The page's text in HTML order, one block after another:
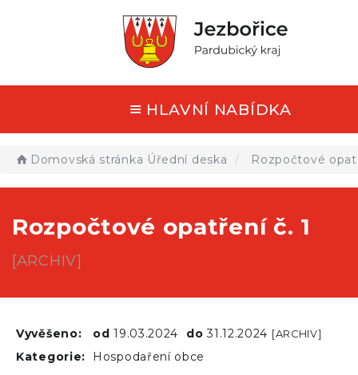
HLAVNÍ NABÍDKA
Domovská stránka Úřední deska Rozpočtové
Rozpočtové opatření č. 1
[ARCHIV]
Vyvěšeno: od19.03.2024 do31.12.2024 [ARCHIV]
Kategorie: Hospodaření obce